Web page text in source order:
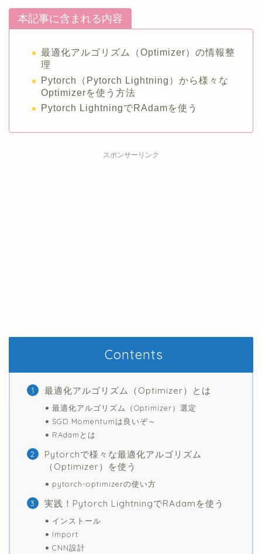
本記事に含まれる内容
最適化アルゴリズム（Optimizer）の情報整
理
Pytorch（Pytorch Lightning）から様々な
Optimizerを使う方法
Pytorch LightningでRAdamを使う
スポンサーリンク
Contents
最適化アルゴリズム（Optimizer）とは
最適化アルゴリズム（Optimizer）選定
SGD Momentumは良いぞ～
RAdamとは
Pytorchで様々な最適化アルゴリズム
（Optimizer）を使う
pytorch-optimizerの使い方
実践！Pytorch LightningでRAdamを使う
インストール
Import
CNN設計